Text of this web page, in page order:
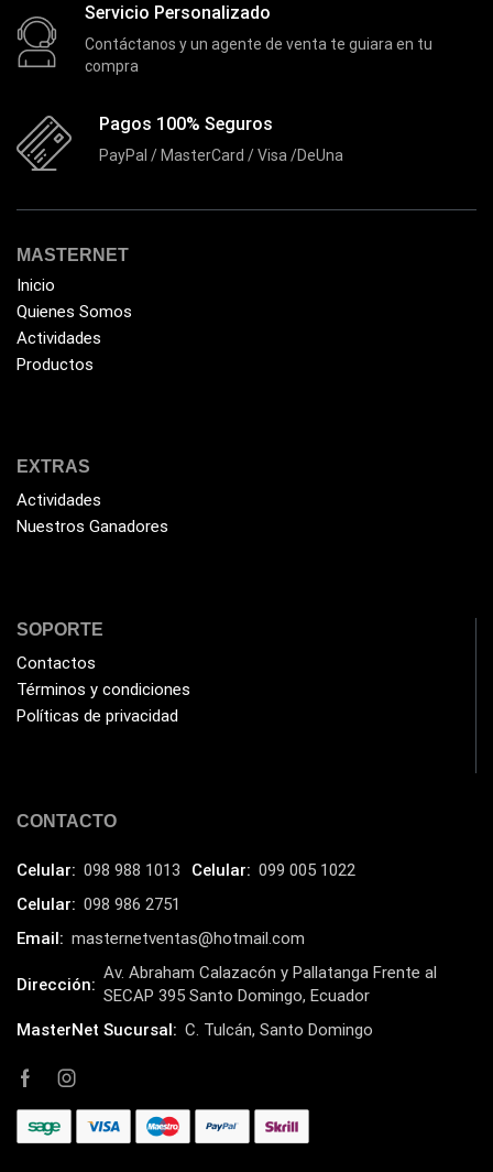
Servicio Personalizado
Contáctanos y un agente de venta te guiara en tu
compra
Pagos 100% Seguros
PayPal / MasterCard / Visa /DeUna
MASTERNET
Inicio
Quienes Somos
Actividades
Productos
EXTRAS
Actividades
Nuestros Ganadores
SOPORTE
Contactos
Términos y condiciones
Políticas de privacidad
CONTACTO
Celular: 098 988 1013 Celular: 099 005 1022
Celular: 098 986 2751
Email: masternetventas@hotmail.com
Dirección:
Av. Abraham Calazacón y Pallatanga Frente al
SECAP 395 Santo Domingo, Ecuador
MasterNet Sucursal: C. Tulcán, Santo Domingo